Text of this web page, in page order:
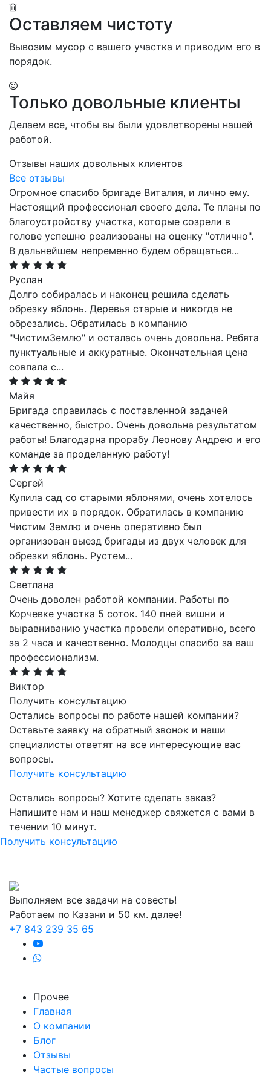
Оставляем чистоту
Вывозим мусор с вашего участка и приводим его в
порядок.
Только довольные клиенты
Делаем все, чтобы вы были удовлетворены нашей
работой.
Отзывы наших довольных клиентов
Все отзывы
Огромное спасибо бригаде Виталия, и лично ему.
Настоящий профессионал своего дела. Те планы по
благоустройству участка, которые созрели в
голове успешно реализованы на оценку "отлично".
В дальнейшем непременно будем обращаться...
Руслан
Долго собиралась и наконец решила сделать
обрезку яблонь. Деревья старые и никогда не
обрезались. Обратилась в компанию
"ЧистимЗемлю" и осталась очень довольна. Ребята
пунктуальные и аккуратные. Окончательная цена
совпала с...
Майя
Бригада справилась с поставленной задачей
качественно, быстро. Очень довольна результатом
работы! Благодарна прорабу Леонову Андрею и его
команде за проделанную работу!
Сергей
Купила сад со старыми яблонями, очень хотелось
привести их в порядок. Обратилась в компанию
Чистим Землю и очень оперативно был
организован выезд бригады из двух человек для
обрезки яблонь. Рустем...
Cветлана
Очень доволен работой компании. Работы по
Корчевке участка 5 соток. 140 пней вишни и
выравниванию участка провели оперативно, всего
за 2 часа и качественно. Молодцы спасибо за ваш
профессионализм.
Виктор
Получить консультацию
Остались вопросы по работе нашей компании?
Оставьте заявку на обратный звонок и наши
специалисты ответят на все интересующие вас
вопросы.
Получить консультацию
Остались вопросы? Хотите сделать заказ?
Напишите нам и наш менеджер свяжется с вами в
течении 10 минут.
Получить консультацию
Выполняем все задачи на совесть!
Работаем по Казани и 50 км. далее!
+7 843 239 35 65
Прочее
Главная
О компании
Блог
Отзывы
Частые вопросы